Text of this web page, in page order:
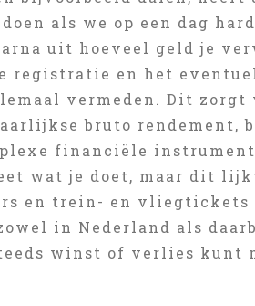
als we op een dag
uit hoeveel geld je
registratie en het
vermeden. Dit
bruto rendement,
financiële
wat je doet, maar dit
en trein- en vliegtickets
in Nederland als
winst of verlies kunt